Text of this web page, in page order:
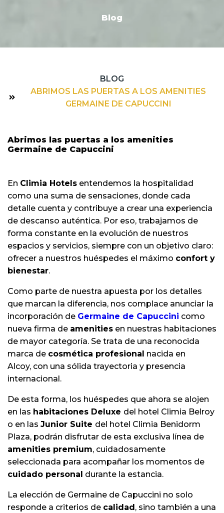
Blog
BLOG
ABRIMOS LAS PUERTAS A LOS AMENITIES
GERMAINE DE CAPUCCINI
Abrimos las puertas a los amenities
Germaine de Capuccini
En Climia Hotels entendemos la hospitalidad
como una suma de sensaciones, donde cada
detalle cuenta y contribuye a crear una experiencia
de descanso auténtica. Por eso, trabajamos de
forma constante en la evolución de nuestros
espacios y servicios, siempre con un objetivo claro:
ofrecer a nuestros huéspedes el máximo confort y
bienestar.
Como parte de nuestra apuesta por los detalles
que marcan la diferencia, nos complace anunciar la
incorporación de Germaine de Capuccini como
nueva firma de amenities en nuestras habitaciones
de mayor categoría. Se trata de una reconocida
marca de cosmética profesional nacida en
Alcoy, con una sólida trayectoria y presencia
internacional.
De esta forma, los huéspedes que ahora se alojen
en las habitaciones Deluxe del hotel Climia Belroy
o en las Junior Suite del hotel Climia Benidorm
Plaza, podrán disfrutar de esta exclusiva línea de
amenities premium, cuidadosamente
seleccionada para acompañar los momentos de
cuidado personal durante la estancia.
La elección de Germaine de Capuccini no solo
responde a criterios de calidad , sino también a una